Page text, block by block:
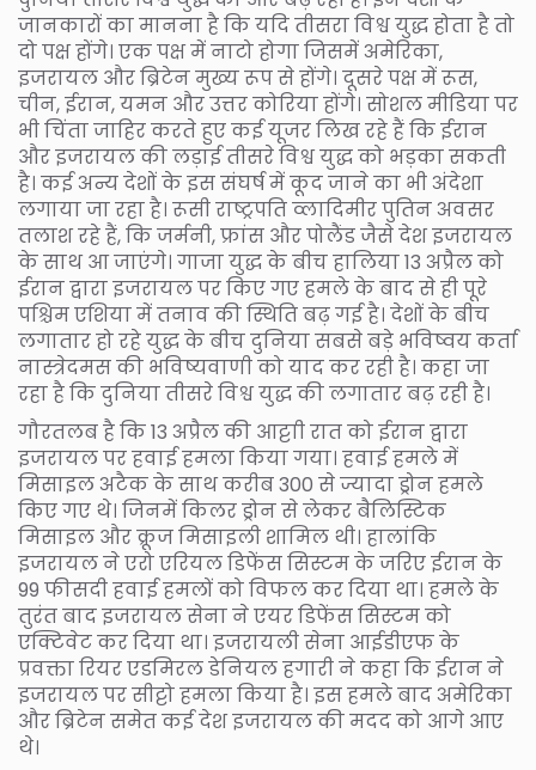
जानकारों का मानना है कि यदि तीसरा विश्व युद्ध होता है तो
दो पक्ष होंगे। एक पक्ष में नाटो होगा जिसमें अमेरिका,
इजरायल और ब्रिटेन मुख्य रूप से होंगे। दूसरे पक्ष में रूस,
चीन, ईरान, यमन और उत्तर कोरिया होंगे। सोशल मीडिया पर
भी चिंता जाहिर करते हुए कई यूजर लिख रहे हैं कि ईरान
और इजरायल की लड़ाई तीसरे विश्व युद्ध को भड़का सकती
है। कई अन्य देशों के इस संघर्ष में कूद जाने का भी अंदेशा
लगाया जा रहा है। रूसी राष्ट्रपति व्लादिमीर पुतिन अवसर
तलाश रहे हैं, कि जर्मनी, फ्रांस और पोलैंड जैसे देश इजरायल
के साथ आ जाएंगे। गाजा युद्ध के बीच हालिया 13 अप्रैल को
ईरान द्वारा इजरायल पर किए गए हमले के बाद से ही पूरे
पश्चिम एशिया में तनाव की स्थिति बढ़ गई है। देशों के बीच
लगातार हो रहे युद्ध के बीच दुनिया सबसे बड़े भविष्वय कर्ता
नास्त्रेदमस की भविष्यवाणी को याद कर रही है। कहा जा
रहा है कि दुनिया तीसरे विश्व युद्ध की लगातार बढ़ रही है।
गौरतलब है कि 13 अप्रैल की आट्टाी रात को ईरान द्वारा
इजरायल पर हवाई हमला किया गया। हवाई हमले में
मिसाइल अटैक के साथ करीब 300 से ज्यादा ड्रोन हमले
किए गए थे। जिनमें किलर ड्रोन से लेकर बैलिस्टिक
मिसाइल और क्रूज मिसाइली शामिल थी। हालांकि
इजरायल ने एरो एरियल डिफेंस सिस्टम के जरिए ईरान के
99 फीसदी हवाई हमलों को विफल कर दिया था। हमले के
तुरंत बाद इजरायल सेना ने एयर डिफेंस सिस्टम को
एक्टिवेट कर दिया था। इजरायली सेना आईडीएफ के
प्रवक्ता रियर एडमिरल डेनियल हगारी ने कहा कि ईरान ने
इजरायल पर सीट्टो हमला किया है। इस हमले बाद अमेरिका
और ब्रिटेन समेत कई देश इजरायल की मदद को आगे आए
थे।